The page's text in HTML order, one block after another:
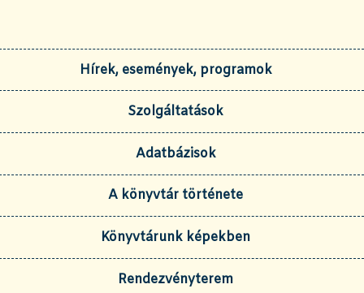
Hírek, események, programok
Szolgáltatások
Adatbázisok
A könyvtár története
Könyvtárunk képekben
Rendezvényterem